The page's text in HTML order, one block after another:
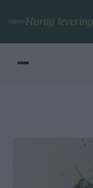
Hurtig levering